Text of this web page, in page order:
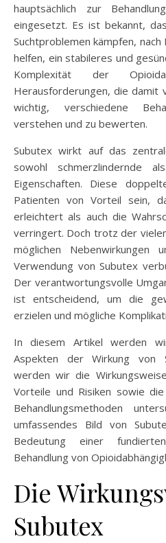
hauptsächlich zur
eingesetzt. Es ist bekannt,
Suchtproblemen kämpfen, nach
helfen, ein stabileres und
Komplexität der
Herausforderungen, die damit
wichtig, verschiedene
verstehen und zu bewerten.
Subutex wirkt auf das
sowohl schmerzlindernde
Eigenschaften. Diese
Patienten von Vorteil sein,
erleichtert als auch die
verringert. Doch trotz der
möglichen
Verwendung von Subutex
Der verantwortungsvolle
ist entscheidend, um die
erzielen und mögliche
In diesem Artikel werden
Aspekten der Wirkung von
werden wir die
Vorteile und Risiken sowie
Behandlungsmethoden
umfassendes Bild von
Bedeutung einer
Behandlung von
Die
Subutex